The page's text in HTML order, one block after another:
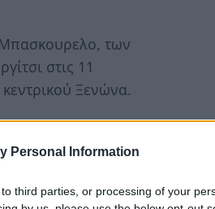
Personal Information
third parties, or processing of your
των
στις 11
Ξενώνα.